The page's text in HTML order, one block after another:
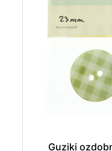
Guziki